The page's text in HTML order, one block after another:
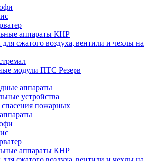
аппараты КНР
сжатого воздуха, вентили и чехлы на
модули ПТС Резерв
аппараты
устройства
спасения пожарных
аппараты КНР
сжатого воздуха, вентили и чехлы на